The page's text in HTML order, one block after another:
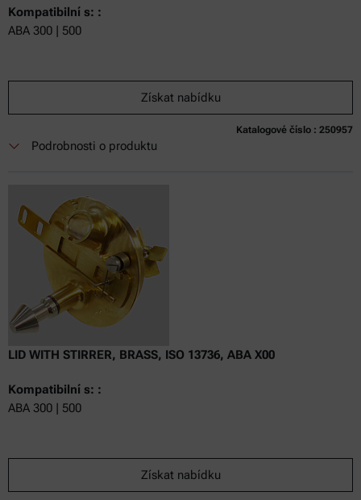
Kompatibilní s: :
ABA 300 | 500
Získat nabídku
Katalogové číslo : 250957
Podrobnosti o produktu
LID WITH STIRRER, BRASS, ISO 13736, ABA X00
Kompatibilní s: :
ABA 300 | 500
Získat nabídku